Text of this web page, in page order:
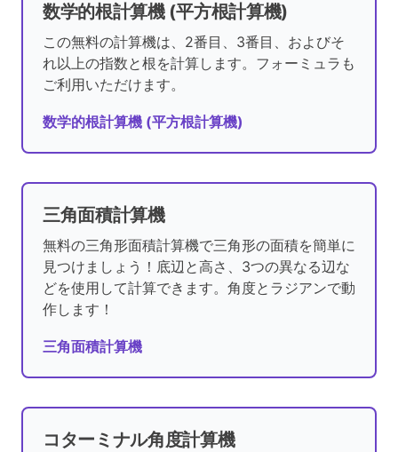
数学的根計算機 (平方根計算機)
この無料の計算機は、2番目、3番目、およびそ
れ以上の指数と根を計算します。フォーミュラも
ご利用いただけます。
数学的根計算機 (平方根計算機)
三角面積計算機
無料の三角形面積計算機で三角形の面積を簡単に
見つけましょう！底辺と高さ、3つの異なる辺な
どを使用して計算できます。角度とラジアンで動
作します！
三角面積計算機
コターミナル角度計算機